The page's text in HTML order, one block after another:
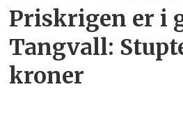
Priskrigen er i
Tangvall:
kroner